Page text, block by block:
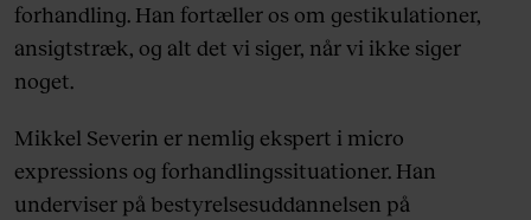
forhandling. Han fortæller os om gestikulationer,
ansigtstræk, og alt det vi siger, når vi ikke siger
noget.
Mikkel Severin er nemlig ekspert i micro
expressions og forhandlingssituationer. Han
underviser på bestyrelsesuddannelsen på